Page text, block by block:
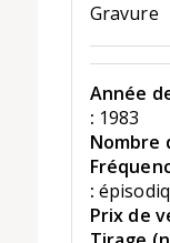
Gravure
Année
: 1983
Nombre
:
Prix de